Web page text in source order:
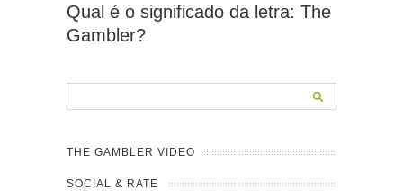
Qual é o significado da letra: The
Gambler?
THE GAMBLER VIDEO
SOCIAL & RATE